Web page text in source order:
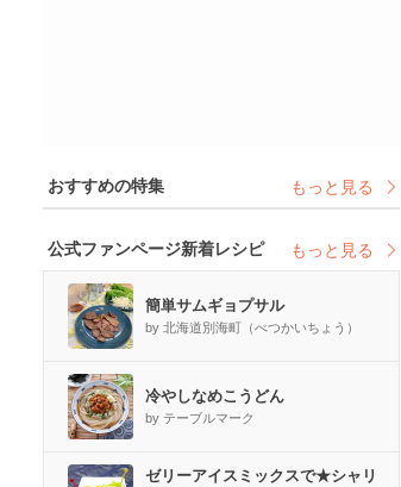
おすすめの特集 もっと見る
公式ファンページ新着レシピ もっと見る
簡単サムギョプサル
by 北海道別海町（べつかいちょう）
冷やしなめこうどん
by テーブルマーク
ゼリーアイスミックスで★シャリ